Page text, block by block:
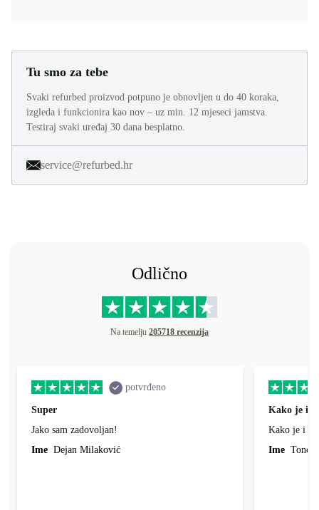
Tu smo za tebe
Svaki refurbed proizvod potpuno je obnovljen u do 40 koraka,
izgleda i funkcionira kao nov – uz min. 12 mjeseci jamstva.
Testiraj svaki uređaj 30 dana besplatno.
service@refurbed.hr
Odlično
Na temelju 205718 recenzija
potvrđeno
Super
Jako sam zadovoljan!
Ime Dejan Milaković
Kako je i
Kako je i
Ime Tonci